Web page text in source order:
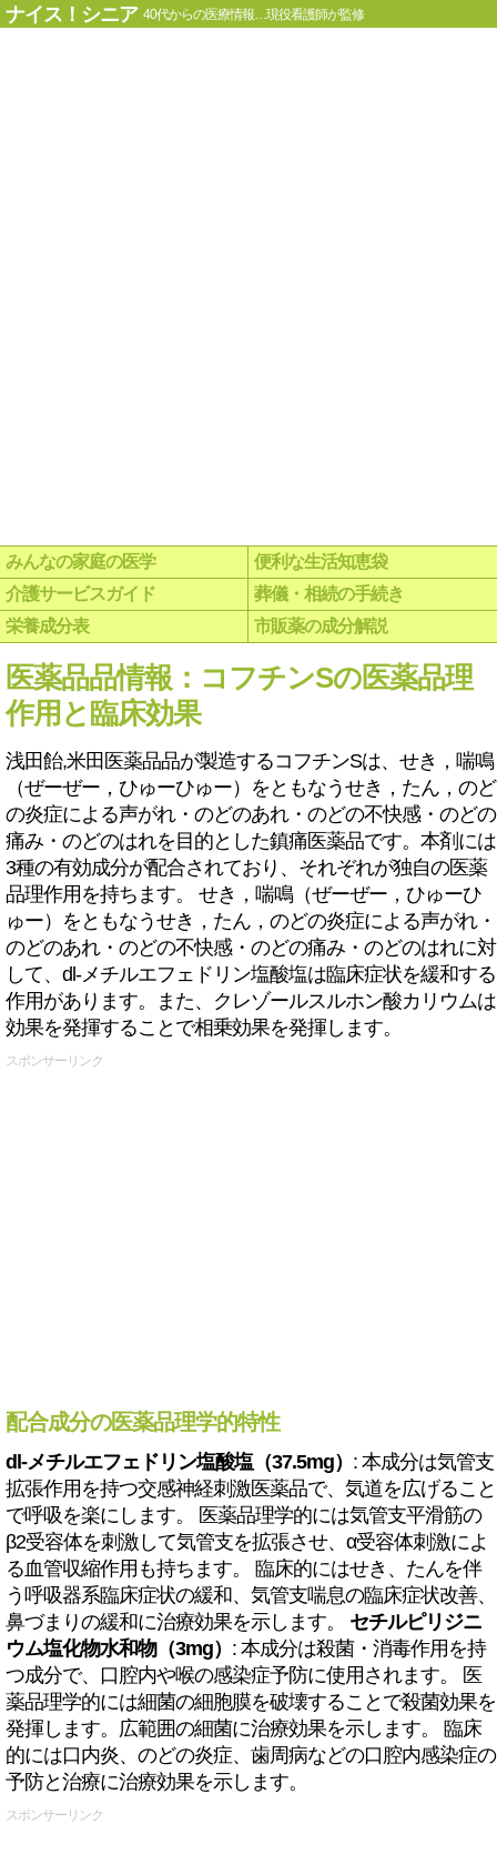
ナイス！シニア 40代からの医療情報…現役看護師が監修
みんなの家庭の医学
便利な生活知恵袋
介護サービスガイド
葬儀・相続の手続き
栄養成分表
市販薬の成分解説
医薬品品情報：コフチンSの医薬品理
作用と臨床効果
浅田飴,米田医薬品品が製造するコフチンSは、せき，喘鳴
（ぜーぜー，ひゅーひゅー）をともなうせき，たん，のど
の炎症による声がれ・のどのあれ・のどの不快感・のどの
痛み・のどのはれを目的とした鎮痛医薬品です。本剤には
3種の有効成分が配合されており、それぞれが独自の医薬
品理作用を持ちます。 せき，喘鳴（ぜーぜー，ひゅーひ
ゅー）をともなうせき，たん，のどの炎症による声がれ・
のどのあれ・のどの不快感・のどの痛み・のどのはれに対
して、dl-メチルエフェドリン塩酸塩は臨床症状を緩和する
作用があります。また、クレゾールスルホン酸カリウムは
効果を発揮することで相乗効果を発揮します。
スポンサーリンク
配合成分の医薬品理学的特性
dl-メチルエフェドリン塩酸塩（37.5mg） : 本成分は気管支
拡張作用を持つ交感神経刺激医薬品で、気道を広げること
で呼吸を楽にします。 医薬品理学的には気管支平滑筋の
β2受容体を刺激して気管支を拡張させ、α受容体刺激によ
る血管収縮作用も持ちます。 臨床的にはせき、たんを伴
う呼吸器系臨床症状の緩和、気管支喘息の臨床症状改善、
鼻づまりの緩和に治療効果を示します。 セチルピリジニ
ウム塩化物水和物（3mg） : 本成分は殺菌・消毒作用を持
つ成分で、口腔内や喉の感染症予防に使用されます。 医
薬品理学的には細菌の細胞膜を破壊することで殺菌効果を
発揮します。広範囲の細菌に治療効果を示します。 臨床
的には口内炎、のどの炎症、歯周病などの口腔内感染症の
予防と治療に治療効果を示します。
スポンサーリンク